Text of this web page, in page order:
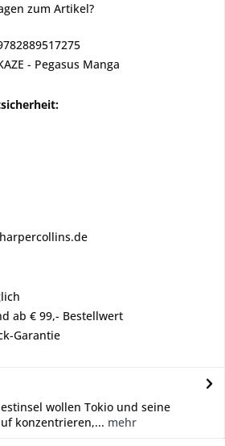
zum Artikel?
- Pegasus Manga
ab € 99,- Bestellwert
Garantie
wollen Tokio und seine
konzentrieren,... mehr